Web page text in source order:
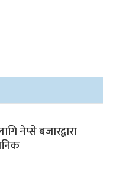
नेप्से बजारद्वारा